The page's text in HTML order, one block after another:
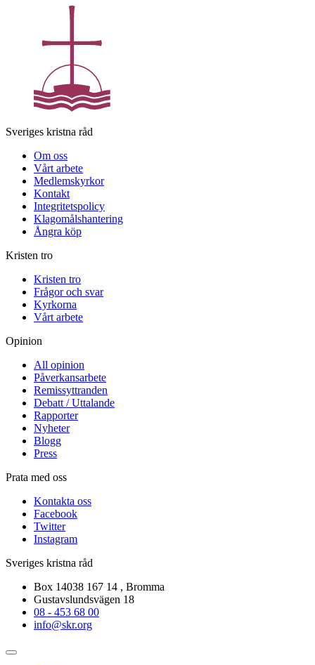
Sveriges kristna råd
Om oss
Vårt arbete
Medlemskyrkor
Kontakt
Integritetspolicy
Klagomålshantering
Ångra köp
Kristen tro
Kristen tro
Frågor och svar
Kyrkorna
Vårt arbete
Opinion
All opinion
Påverkansarbete
Remissyttranden
Debatt / Uttalande
Rapporter
Nyheter
Blogg
Press
Prata med oss
Kontakta oss
Facebook
Twitter
Instagram
Sveriges kristna råd
Box 14038 167 14 , Bromma
Gustavslundsvägen 18
08 - 453 68 00
info@skr.org